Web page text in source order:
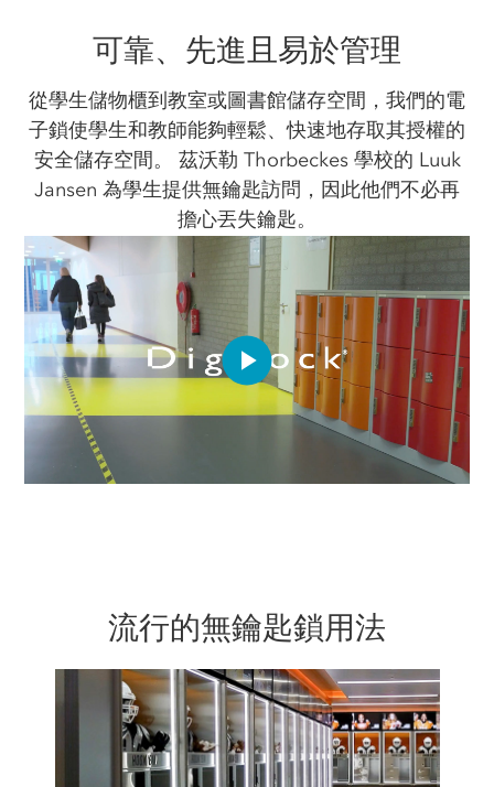
可靠、先進且易於管理
從學生儲物櫃到教室或圖書館儲存空間，我們的電
子鎖使學生和教師能夠輕鬆、快速地存取其授權的
安全儲存空間。 茲沃勒 Thorbeckes 學校的 Luuk
Jansen 為學生提供無鑰匙訪問，因此他們不必再
擔心丟失鑰匙。
Play
Video
流行的無鑰匙鎖用法